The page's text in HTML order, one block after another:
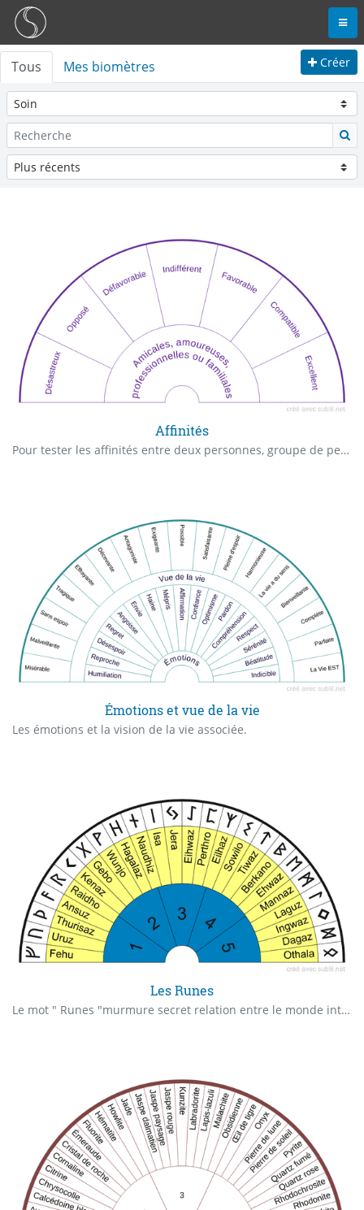
Tous Mes biomètres Créer
Affinités
Pour tester les affinités entre deux personnes, groupe de personnes, ou entre un être et un lieu
Émotions et vue de la vie
Les émotions et la vision de la vie associée.
Les Runes
Le mot " Runes "murmure secret relation entre le monde intérieur et extérieur